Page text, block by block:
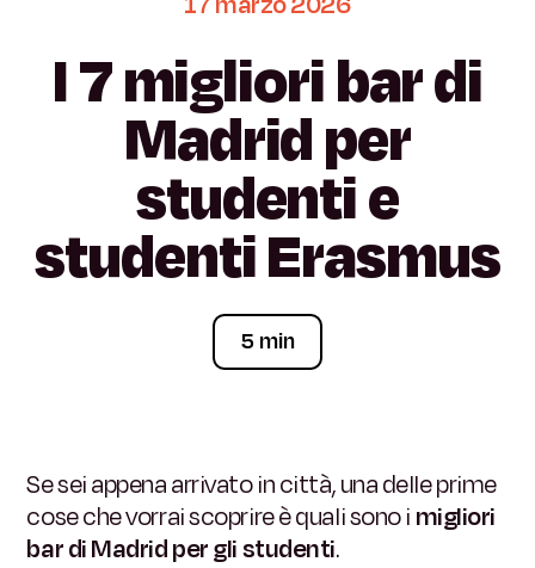
I7miglioribardi
Madridper
studentie
studentiErasmus
5 min
Se sei appena arrivato in città, una delle prime
cose che vorrai scoprire è quali sono i migliori
bar di Madrid per gli studenti.